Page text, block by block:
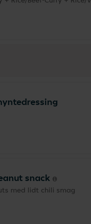
snack
med lidt chili smag